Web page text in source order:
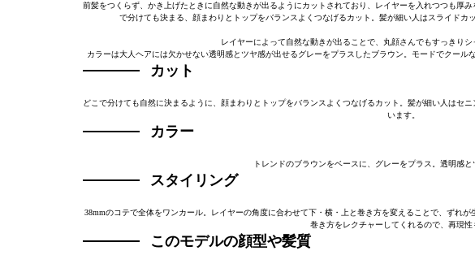
前髪をつくらず、かき上げたときに自然な動きが出るようにカットされており、レイヤーを入れつつも厚
で分けても決まる、顔まわりとトップをバランスよくつなげるカット。髪が細い人はスライドカ
レイヤーによって自然な動きが出ることで、丸顔さんでもすっきりシ
カラーは大人ヘアには欠かせない透明感とツヤ感が出せるグレーをプラスしたブラウン。モードでクール
カット
どこで分けても自然に決まるように、顔まわりとトップをバランスよくつなげるカット。髪が細い人はセ
います。
カラー
トレンドのブラウンをベースに、グレーをプラス。透明感と
スタイリング
38mmのコテで全体をワンカール。レイヤーの角度に合わせて下・横・上と巻き方を変えることで、ずれ
巻き方をレクチャーしてくれるので、再現性
このモデルの顔型や髪質